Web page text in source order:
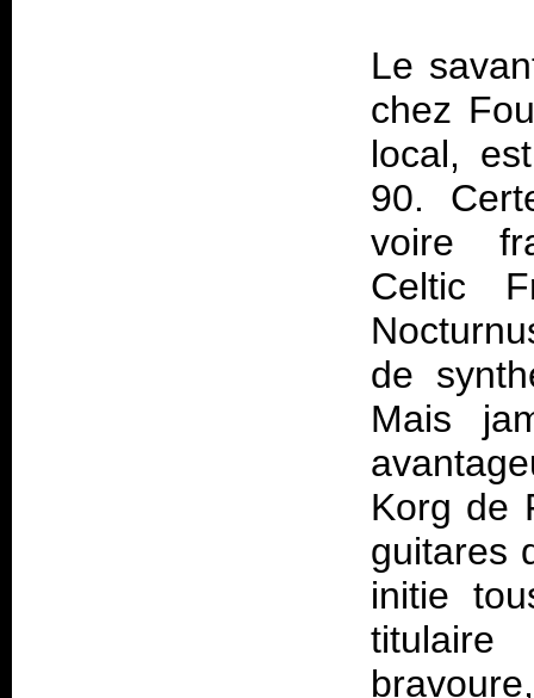
Le
chez
local,
90.
voire
Celtic
de
Mais
Korg de
guitares
initie
titulaire